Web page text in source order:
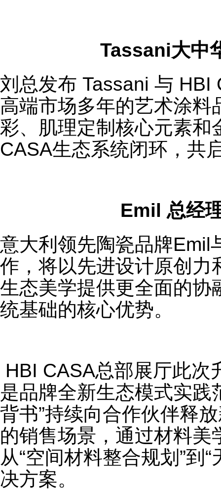
Tassani大中
刘总发布 Tassani 与 HBI
高端市场多年的艺术涂料
彩、肌理定制核心元素和
CASA生态系统闭环，共
Emil 总经
意大利领先陶瓷品牌Emil
作，将以先进设计原创力
生态美学提供更全面的协
统基础的核心优势。
HBI CASA总部展厅此次
是品牌全新生态模式实践
背书”持续向合作伙伴释
的销售场景，通过材料
从“空间材料整合规划”到
决方案。